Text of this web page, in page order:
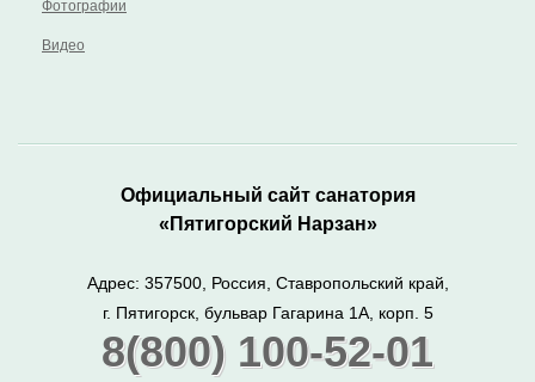
Фотографии
Видео
Официальный сайт санатория
«Пятигорский Нарзан»
Адрес: 357500, Россия, Ставропольский край,
г. Пятигорск, бульвар Гагарина 1А, корп. 5
8(800) 100-52-01